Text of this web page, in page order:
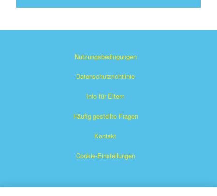
Nutzungsbedingungen
Datenschutzrichtlinie
Info für Eltern
Häufig gestellte Fragen
Kontakt
Cookie-Einstellungen